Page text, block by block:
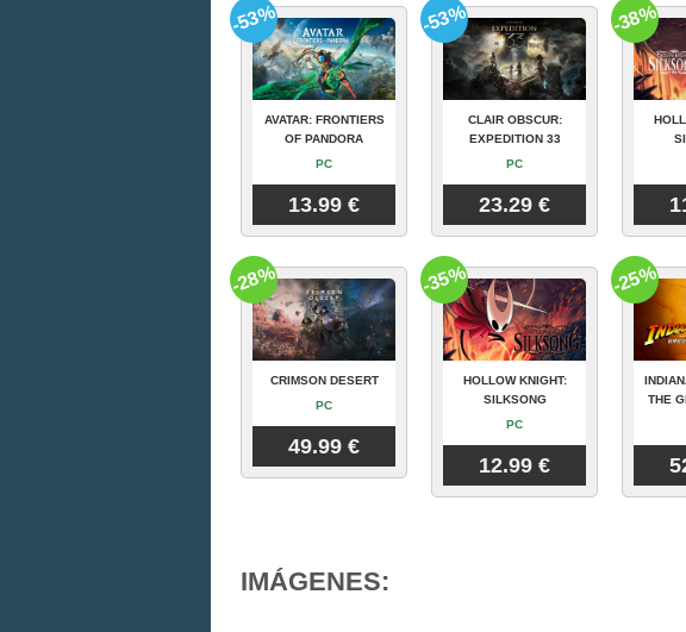
AVATAR: FRONTIERS
OF PANDORA
PC
13.99 €
-53%
CLAIR OBSCUR:
EXPEDITION 33
PC
23.29 €
-53% -38%
CRIMSON DESERT
PC
49.99 €
-28%
HOLLOW KNIGHT:
SILKSONG
PC
12.99 €
-35%
THE
-25%
IMÁGENES: